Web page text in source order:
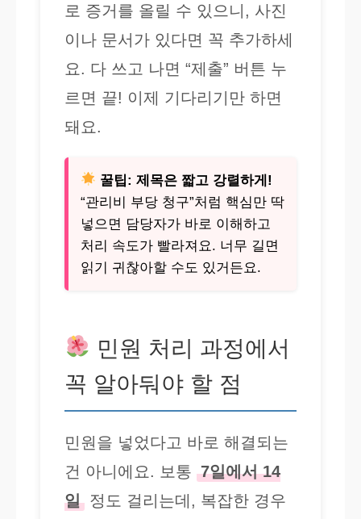
로 증거를 올릴 수 있으니, 사진
이나 문서가 있다면 꼭 추가하세
요. 다 쓰고 나면 “제출” 버튼 누
르면 끝! 이제 기다리기만 하면
돼요.
꿀팁: 제목은 짧고 강렬하게!
“관리비 부당 청구”처럼 핵심만 딱
넣으면 담당자가 바로 이해하고
처리 속도가 빨라져요. 너무 길면
읽기 귀찮아할 수도 있거든요.
민원 처리 과정에서
꼭 알아둬야 할 점
민원을 넣었다고 바로 해결되는
건 아니에요. 보통 7일에서 14
일 정도 걸리는데, 복잡한 경우